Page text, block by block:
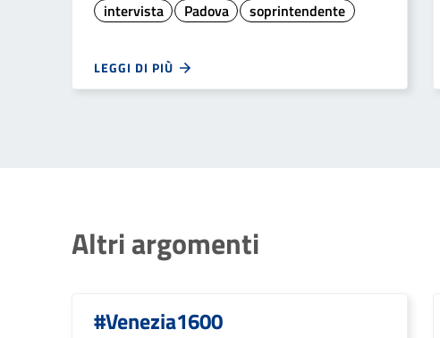
intervista Padova soprintendente
LEGGI DI PIÙ
Altri argomenti
#Venezia1600